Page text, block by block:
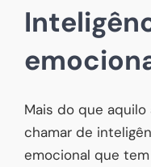
Mais do que
chamar de
emocional que